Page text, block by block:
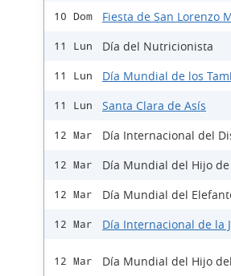
10 Dom Fiesta de San Lorenzo
11 Lun Día del Nutricionista
11 Lun Día Mundial de los
11 Lun Santa Clara de Asís
12 Mar Día Internacional del
12 Mar Día Mundial del Hijo
12 Mar Día Mundial del
12 Mar Día Internacional de la
12 Mar Día Mundial del Hijo